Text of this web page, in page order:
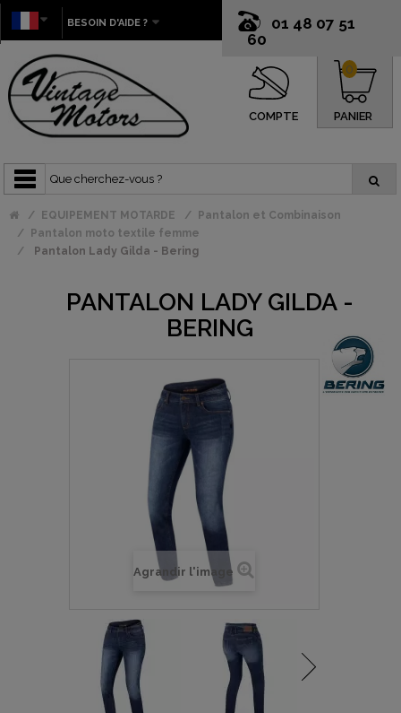
01 48 07 51
60
BESOIN D'AIDE ?
COMPTE PANIER
0
EQUIPEMENT MOTARDE
Pantalon et Combinaison
Pantalon moto textile femme
Pantalon Lady Gilda - Bering
PANTALON LADY GILDA -
BERING
Agrandir l'image